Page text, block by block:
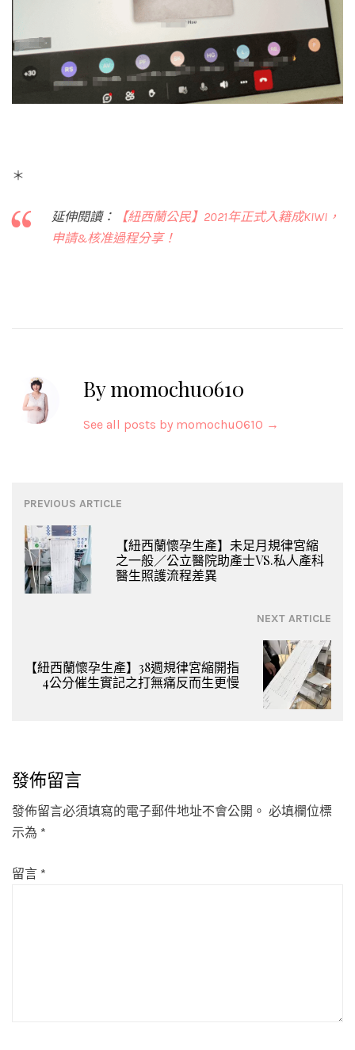
＊
延伸閱讀：
【紐西蘭公民】2021年正式入籍成KIWI，
申請&核准過程分享！
By momochu0610
See all posts by momochu0610 →
Post
navigation
PREVIOUS ARTICLE
【紐西蘭懷孕生產】未足月規律宮縮
之一般／公立醫院助產士VS.私人產科
醫生照護流程差異
NEXT ARTICLE
【紐西蘭懷孕生產】38週規律宮縮開指
4公分催生實記之打無痛反而生更慢
發佈留言
發佈留言必須填寫的電子郵件地址不會公開。 必填欄位標
示為 *
留言 *